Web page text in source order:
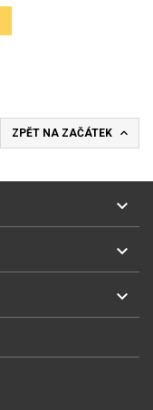
ZPĚT NA ZAČÁTEK 


